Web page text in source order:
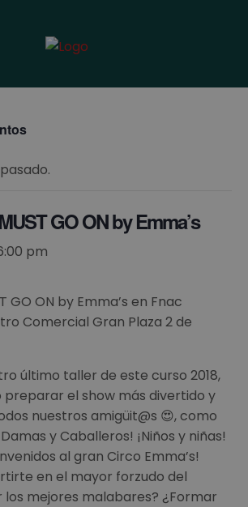
GO ON by Emma’s
pm
GO ON by Emma’s en Fnac
Comercial Gran Plaza 2 de
último taller de este curso 2018,
preparar el show más divertido y
nuestros amigüit@s 😍, como
¡Damas y Caballeros! ¡Niños y niñas!
al gran Circo Emma’s!
en el mayor forzudo del
los mejores malabares? ¿Formar